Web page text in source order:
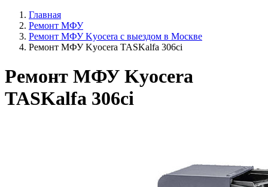
Главная
Ремонт МФУ
Ремонт МФУ Kyocera с выездом в Москве
Ремонт МФУ Kyocera TASKalfa 306ci
Ремонт МФУ Kyocera
TASKalfa 306ci